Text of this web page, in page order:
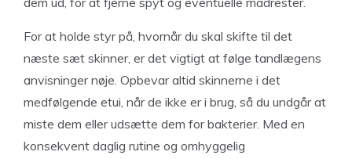
For at holde styr på, hvornår du skal skifte til det
næste sæt skinner, er det vigtigt at følge tandlægens
anvisninger nøje. Opbevar altid skinnerne i det
medfølgende etui, når de ikke er i brug, så du undgår at
miste dem eller udsætte dem for bakterier. Med en
konsekvent daglig rutine og omhyggelig